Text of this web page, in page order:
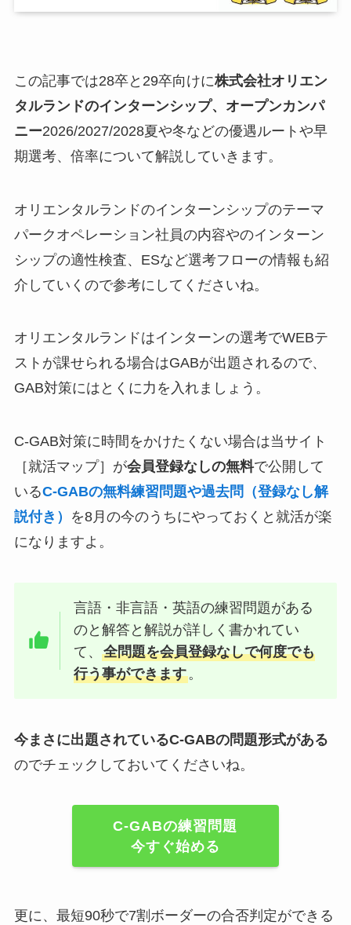
この記事では28卒と29卒向けに株式会社オリエン
タルランドのインターンシップ、オープンカンパ
ニー2026/2027/2028夏や冬などの優遇ルートや早
期選考、倍率について解説していきます。
オリエンタルランドのインターンシップのテーマ
パークオペレーション社員の内容やのインターン
シップの適性検査、ESなど選考フローの情報も紹
介していくので参考にしてくださいね。
オリエンタルランドはインターンの選考でWEBテ
ストが課せられる場合はGABが出題されるので、
GAB対策にはとくに力を入れましょう。
C-GAB対策に時間をかけたくない場合は当サイト
［就活マップ］が会員登録なしの無料で公開して
いるC-GABの無料練習問題や過去問（登録なし解
説付き）
を8月の今のうちにやっておくと就活が楽
になりますよ。
言語・非言語・英語の練習問題がある
のと解答と解説が詳しく書かれてい
て、全問題を会員登録なしで何度でも
行う事ができます。
今まさに出題されているC-GABの問題形式がある
のでチェックしておいてくださいね。
C-GABの練習問題
今すぐ始める
更に、最短90秒で7割ボーダーの合否判定ができる